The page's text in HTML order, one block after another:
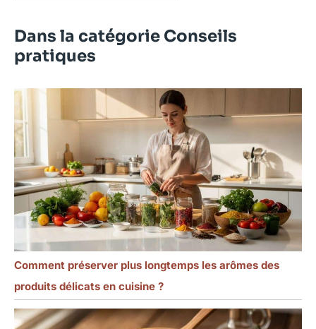
Dans la catégorie Conseils
pratiques
Comment préserver plus longtemps les arômes des
produits délicats en cuisine ?